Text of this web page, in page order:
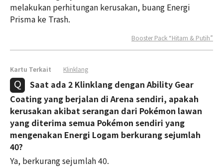
melakukan perhitungan kerusakan, buang Energi
Prisma ke Trash.
Booster Pack “Hitam & Putih”
Kartu Terkait Klinklang
Saat ada 2 Klinklang dengan Ability Gear
Coating yang berjalan di Arena sendiri, apakah
kerusakan akibat serangan dari Pokémon lawan
yang diterima semua Pokémon sendiri yang
mengenakan Energi Logam berkurang sejumlah
40?
Ya, berkurang sejumlah 40.